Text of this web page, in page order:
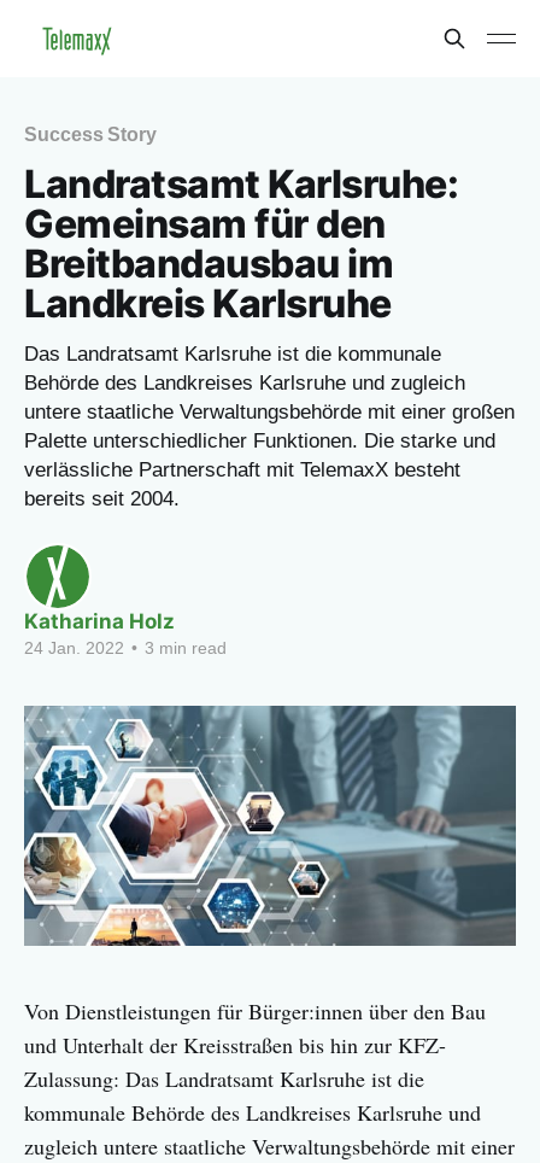
Success Story
Landratsamt Karlsruhe:
Gemeinsam für den
Breitbandausbau im
Landkreis Karlsruhe
Das Landratsamt Karlsruhe ist die kommunale
Behörde des Landkreises Karlsruhe und zugleich
untere staatliche Verwaltungsbehörde mit einer großen
Palette unterschiedlicher Funktionen. Die starke und
verlässliche Partnerschaft mit TelemaxX besteht
bereits seit 2004.
Katharina Holz
24 Jan. 2022 • 3 min read
Von Dienstleistungen für Bürger:innen über den Bau
und Unterhalt der Kreisstraßen bis hin zur KFZ-
Zulassung: Das Landratsamt Karlsruhe ist die
kommunale Behörde des Landkreises Karlsruhe und
zugleich untere staatliche Verwaltungsbehörde mit einer